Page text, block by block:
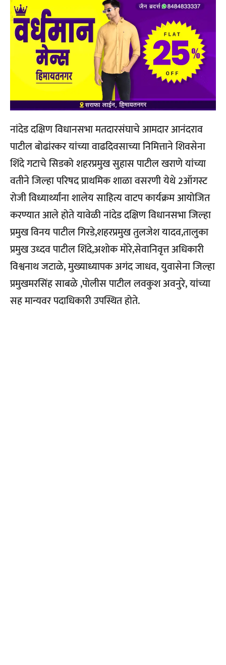
नांदेड दक्षिण विधानसभा मतदारसंघाचे आमदार आनंदराव
पाटील बोढांरकर यांच्या वाढदिवसाच्या निमित्ताने शिवसेना
शिंदे गटाचे सिडको शहरप्रमुख सुहास पाटील खराणे यांच्या
वतीने जिल्हा परिषद प्राथमिक शाळा वसरणी येथे 2ऑगस्ट‌
रोजी विध्यार्थ्यांना शालेय साहित्य वाटप कार्यक्रम आयोजित
करण्यात आले होते यावेळी नांदेड दक्षिण विधानसभा जिल्हा
प्रमुख विनय पाटील गिरडे,शहरप्रमुख तुलजेश यादव,तालुका
प्रमुख उध्दव पाटील शिंदे,अशोक मोरे,सेवानिवृत्त अधिकारी
विश्वनाथ जटाळे, मुख्याध्यापक अगंद जाधव, युवासेना जिल्हा
प्रमुखमरसिंह साबळे ,पोलीस पाटील लवकुश अवनुरे, यांच्या
सह मान्यवर पदाधिकारी उपस्थित होते.